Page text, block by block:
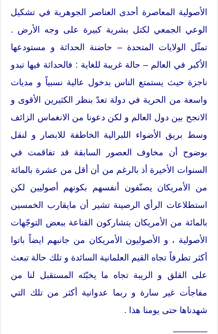
الأصولية المعاصرة أحدى العناصر الجوهرية في تشكيل
الوعي الجمعي لكتل بشرية كبيرة على وجه الأرض .
تمثّل الولايات المتحدة – حاضنة الحداثة و مستودعها
الأكبر في العالم – حالة غريبة للغاية : فالحداثة فيها تبدو
ناجزة حيث يستمتع الناس بدخول عالية نسبياً و مديات
واسعة من الحرية في دولة تعدّ بنظر الكثيرين الأقوى و
الانجح بين دول العالم و لكن دعونا من الانغماس الزائف
وسط بريق الأضواء اللبرالية الخاطفة للابصار و لنقل
بوضوح أن مخاوف العصور السابقة قد تفاقمت في
السنوات الأخيرة أذ بالرغم من أن أقل من عشرة بالمائة
من الأمريكان يصنّفون أنفسهم بكونهم أصوليين لكن
استطلاعات الرأي الرصينة تشير أن مايقارب الخمسين
بالمائة من الأمريكان يتشاركون القناعة ببعض التوجّهات
الأصولية ، و الأصوليون الأمريكان من جانبهم ايضاً باتوا
أكثر تطرفاً تجاه القيم العلمانية السائدة و تلك حالة تبعث
على القلق و الريبة تجاه ما يخبّئه المستقبل لنا من
مفاجأت غير سارة و ربما عدوانية أكثر من تلك التي
شهدناها حتى يومنا هذا .